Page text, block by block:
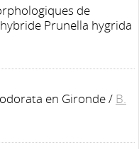
de
Prunella hygrida
en Gironde/ B.